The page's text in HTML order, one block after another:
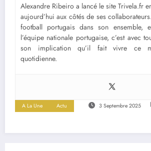
Alexandre Ribeiro a lancé le site Trivela.fr
aujourd’hui aux côtés de ses
football portugais dans son ensemble,
l’équipe nationale portugaise, c’est avec
son implication qu’il fait vivre ce
quotidienne.
A La Une Actu 3 Septembre 2025